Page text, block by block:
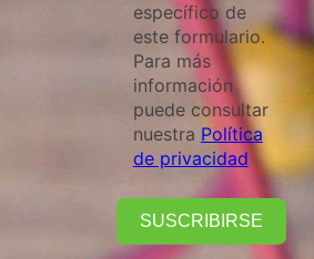
específico de
este formulario.
Para más
información
puede consultar
nuestra Política
de privacidad
SUSCRIBIRSE